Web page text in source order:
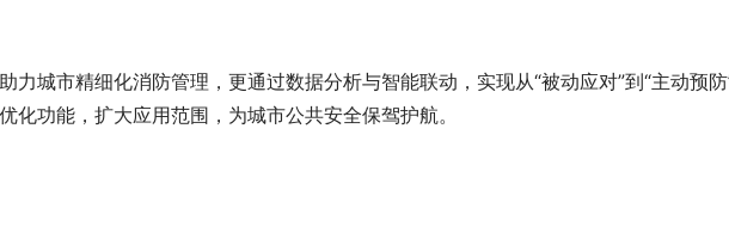
力城市精细化消防管理，更通过数据分析与智能联动，实现从“被动应对”到“主动预
化功能，扩大应用范围，为城市公共安全保驾护航。